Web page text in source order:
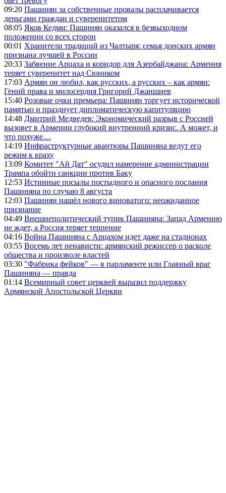
09:20 Пашинян за собственные провалы расплачивается
деньгами граждан и суверенитетом
08:05 Яков Кедми: Пашинян оказался в безвыходном
положении со всех сторон
00:01 Хранители традиций из Чалтыря: семья донских армян
признана лучшей в России
20:33 Забвение Арцаха и коридор для Азербайджана: Армения
теряет суверенитет над Сюником
17:03 Армян он любил, как русских, а русских – как армян:
Гений права и милосердия Григорий Джаншиев
15:40 Розовые очки премьера: Пашинян торгует исторической
памятью и празднует дипломатическую капитуляцию
14:48 Дмитрий Медведев: Экономический разрыв с Россией
вызовет в Армении глубокий внутренний кризис. А может, и
что похуже…
14:19 Инфраструктурные авантюры Пашиняна ведут его
режим к краху
13:09 Комитет "Ай Дат" осудил намерение администрации
Трампа обойти санкции против Баку
12:53 Истинные посылы постыдного и опасного послания
Пашиняна по случаю 8 августа
12:03 Пашинян нашёл нового виноватого: неожиданное
признание
04:49 Внешнеполитический тупик Пашиняна: Запад Армению
не ждет, а Россия теряет терпение
04:16 Война Пашиняна с Арцахом идет даже на стадионах
03:55 Восемь лет ненависти: армянский режиссер о расколе
общества и произволе властей
03:30 "Фабрика фейков" — в парламенте или Главный враг
Пашиняна — правда
01:14 Всемирный совет церквей выразил поддержку
Армянской Апостольской Церкви